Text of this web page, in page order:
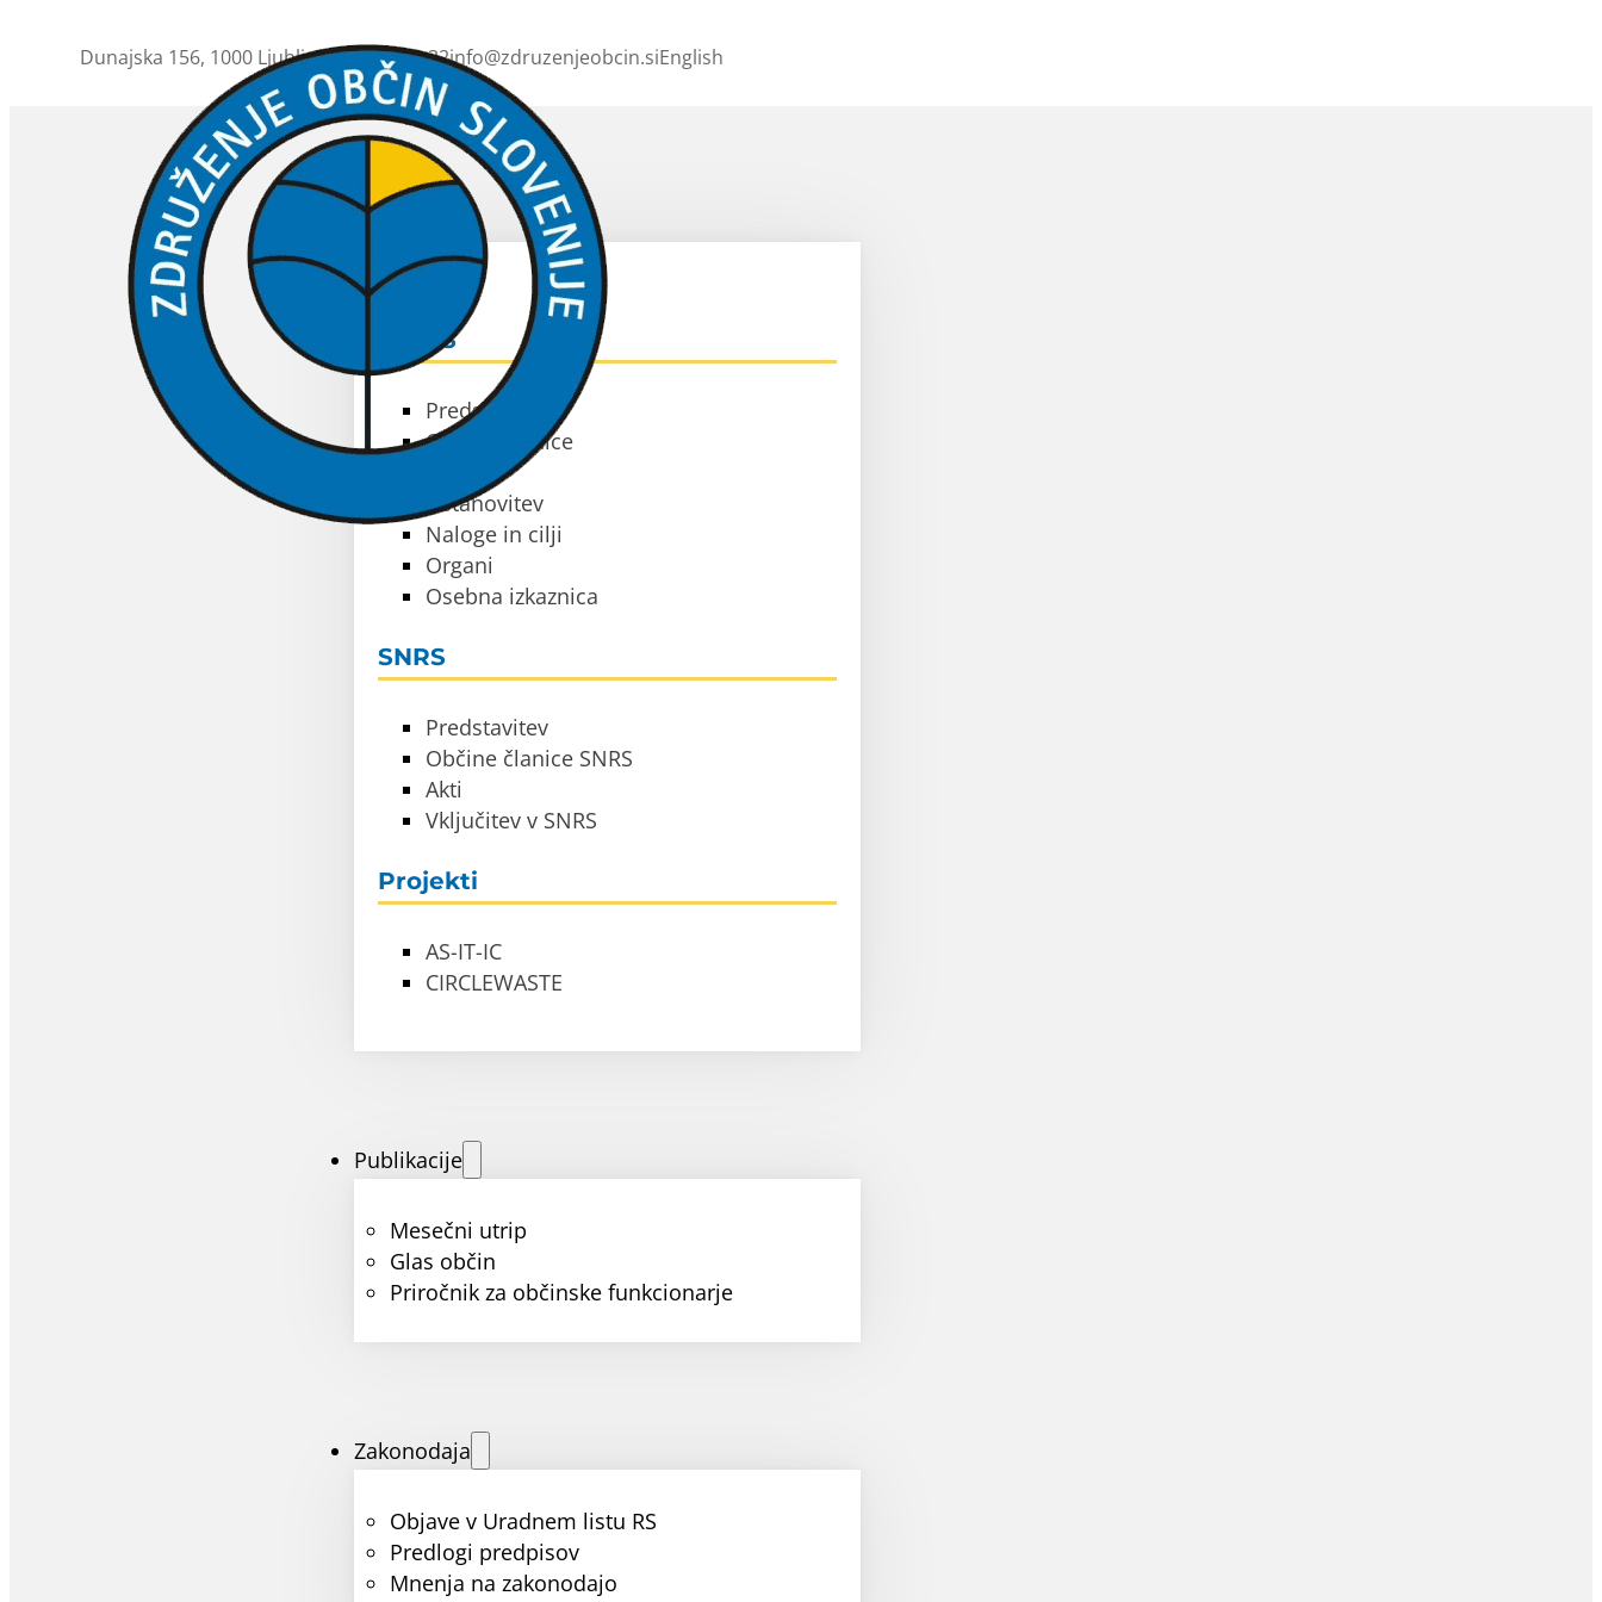
Dunajska 156, 1000 Ljubljana01 230 63 32info@zdruzenjeobcin.siEnglish
ZOS
O ZOS
Predstavitev
Občine članice
Ustanovitev
Naloge in cilji
Organi
Osebna izkaznica
SNRS
Predstavitev
Občine članice SNRS
Akti
Vključitev v SNRS
Projekti
AS-IT-IC
CIRCLEWASTE
Publikacije
Mesečni utrip
Glas občin
Priročnik za občinske funkcionarje
Zakonodaja
Objave v Uradnem listu RS
Predlogi predpisov
Mnenja na zakonodajo